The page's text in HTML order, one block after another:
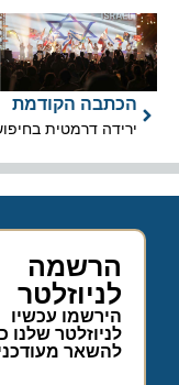
הכתבה הקודמת
הרשמה
לניוזלטר
הירשמו עכשיו
לניוזלטר שלנו כדי
להשאר מעודכנים